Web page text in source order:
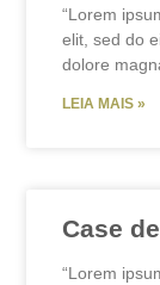
“Lorem
elit, sed do
dolore
LEIA MAIS »
Case
“Lorem